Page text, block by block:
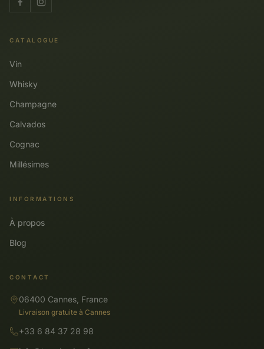
CATALOGUE
Vin
Whisky
Champagne
Calvados
Cognac
Millésimes
INFORMATIONS
À propos
Blog
CONTACT
06400 Cannes, France
Livraison gratuite à Cannes
+33 6 84 37 28 98